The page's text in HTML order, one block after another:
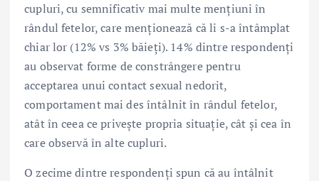
cupluri, cu semnificativ mai multe mențiuni în
rândul fetelor, care menționează că li s-a întâmplat
chiar lor (12% vs 3% băieți). 14% dintre respondenți
au observat forme de constrângere pentru
acceptarea unui contact sexual nedorit,
comportament mai des întâlnit în rândul fetelor,
atât în ceea ce privește propria situație, cât și cea în
care observă în alte cupluri.
O zecime dintre respondenți spun că au întâlnit